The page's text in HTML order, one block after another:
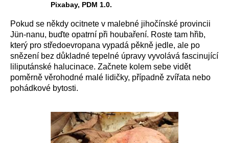
Pixabay, PDM 1.0.
Pokud se někdy ocitnete v malebné jihočínské provincii
Jün-nanu, buďte opatrní při houbaření. Roste tam hřib,
který pro středoevropana vypadá pěkně jedle, ale po
snězení bez důkladné tepelné úpravy vyvolává fascinující
liliputánské halucinace. Začnete kolem sebe vidět
poměrně věrohodné malé lidičky, případně zvířata nebo
pohádkové bytosti.